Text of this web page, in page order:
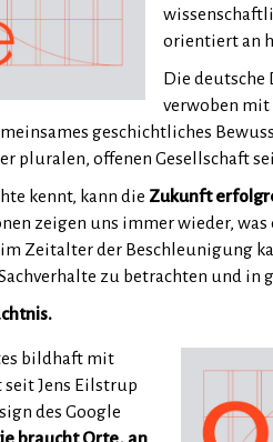
orientiert an
Die deutsche
verwoben mit
geschichtliches
pluralen, offenen Gesellschaft
kennt, kann die Zukunft
zeigen uns immer wieder,
Zeitalter der Beschleunigung
zu betrachten und in
bildhaft mit
Jens Eilstrup
des Google